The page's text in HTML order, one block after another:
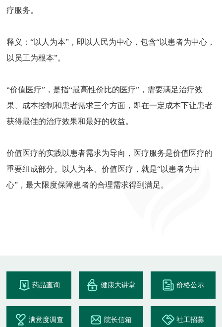
疗服务。
释义：“以人为本”，即以人民为中心，包含“以患者为中心，
以员工为根本”。
“价值医疗”，是指“最高性价比的医疗”，需要满足治疗效
果、成本控制和患者需求三个方面，即在一定成本下让患者
获得最佳的治疗效果和最好的收益。
价值医疗的实践以患者需求为导向，医疗服务是价值医疗的
重要组成部分。以人为本、价值医疗，就是“以患者为中
心”，最大限度保障患者的合理需求得到满足。
药品查询 健康大讲堂 价格公示
满意度调查 院长信箱 社工招募